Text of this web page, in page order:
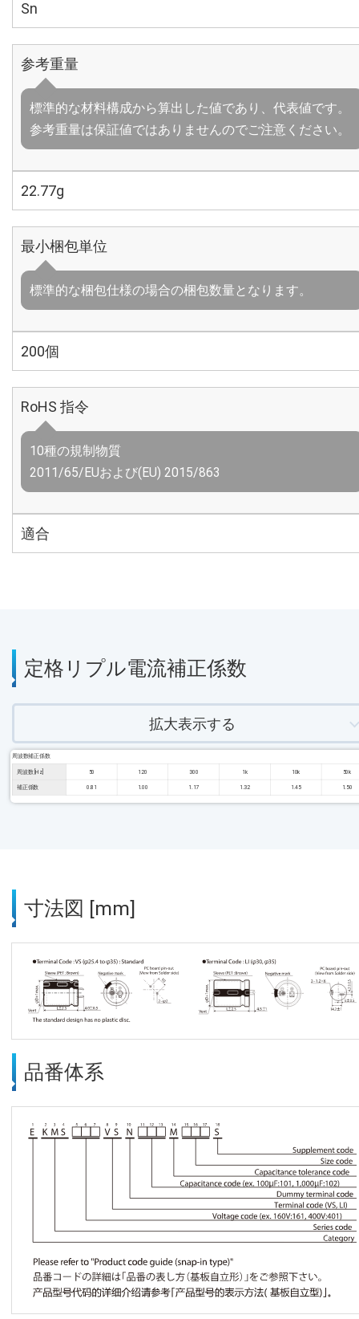
Sn
参考重量
標準的な材料構成から算出した値であり、代表値です。
参考重量は保証値ではありませんのでご注意ください。
22.77g
最小梱包単位
標準的な梱包仕様の場合の梱包数量となります。
200個
RoHS 指令
10種の規制物質
2011/65/EUおよび(EU) 2015/863
適合
定格リプル電流補正係数
拡大表示する
周波数補正係数
周波数 [Hz] 50 120 300 1k 10k 50k
補正係数 0.81 1.00 1.17 1.32 1.45 1.50
寸法図 [mm]
品番体系